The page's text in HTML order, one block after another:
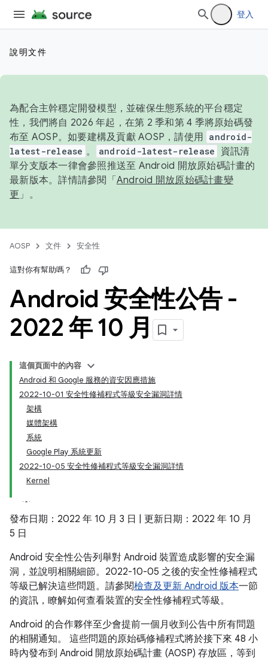
登入
說明文件
為配合主幹穩定開發模型，並確保生態系統的平台穩定
性，我們將自 2026 年起，在第 2 季和第 4 季將原始碼發
布至 AOSP。如要建構及貢獻 AOSP，請使用 android-
latest-release 。 android-latest-release
資訊清
單分支版本一律會參照推送至 Android 開放原始碼計畫的
最新版本。詳情請參閱「 Android 開放原始碼計畫變
更 」。
AOSP 文件 安全性
這對你有幫助嗎？
Android 安全性公告 -
2022 年 10 月
這個頁面中的內容
Android 和 Google 服務的資安因應措施
2022-10-01 安全性修補程式等級安全漏洞詳情
架構
媒體架構
系統
Google Play 系統更新
2022-10-05 安全性修補程式等級安全漏洞詳情
Kernel
發布日期：2022 年 10 月 3 日 | 更新日期：2022 年 10 月
5 日
Android 安全性公告列舉對 Android 裝置造成影響的安全漏
洞，並說明相關細節。2022-10-05 之後的安全性修補程式
等級已解決這些問題。請參閱檢查及更新 Android 版本一節
的資訊，瞭解如何查看裝置的安全性修補程式等級。
Android 的合作夥伴至少會提前一個月收到公告中所有問題
的相關通知。 這些問題的原始碼修補程式將於接下來 48 小
時內發布到 Android 開放原始碼計畫 (AOSP) 存放區，等到